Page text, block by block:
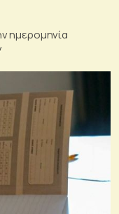
ημερομηνία